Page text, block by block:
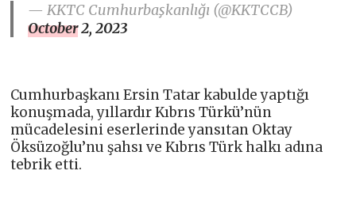
— KKTC Cumhurbaşkanlığı (@KKTCCB)
October 2, 2023
Cumhurbaşkanı Ersin Tatar kabulde yaptığı
konuşmada, yıllardır Kıbrıs Türkü’nün
mücadelesini eserlerinde yansıtan Oktay
Öksüzoğlu’nu şahsı ve Kıbrıs Türk halkı adına
tebrik etti.